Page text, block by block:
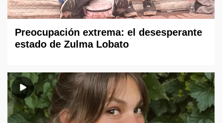
Preocupación extrema: el desesperante
estado de Zulma Lobato